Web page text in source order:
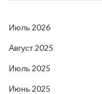
Июль 2026
Август 2025
Июль 2025
Июнь 2025